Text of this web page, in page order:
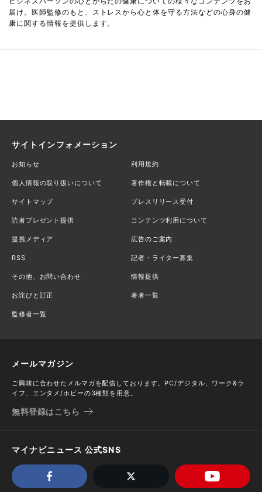
届け。医師監修のもと、ストレスから心と体を守る方法などの心身の健
康に関する情報を提供します。
サイトインフォメーション
お知らせ 利用規約
個人情報の取り扱いについて 著作権と転載について
サイトマップ プレスリリース受付
読者プレゼント提供 コンテンツ利用について
提携メディア 広告のご案内
RSS 記者・ライター募集
その他、お問い合わせ 情報提供
お詫びと訂正 著者一覧
監修者一覧
メールマガジン
ご興味に合わせたメルマガを配信しております。PC/デジタル、ワーク&ラ
イフ、エンタメ/ホビーの3種類を用意。
無料登録はこちら
マイナビニュース 公式SNS